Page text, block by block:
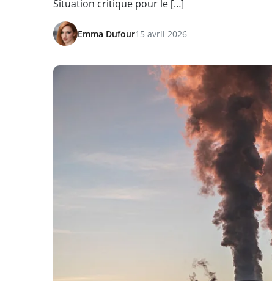
Situation critique pour le […]
Emma Dufour15 avril 2026